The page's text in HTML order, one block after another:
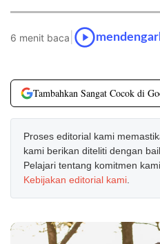
6 menit baca
Tambahkan Sangat Cocok di
Proses editorial kami
kami berikan diteliti dengan
Pelajari tentang komitmen
Kebijakan editorial kami